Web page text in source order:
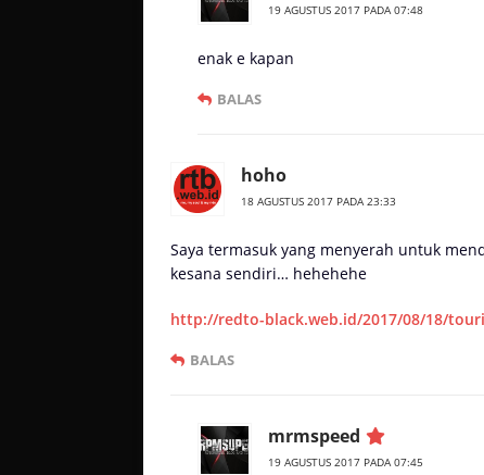
19 AGUSTUS 2017 PADA 07:48
enak e kapan
BALAS
hoho
18 AGUSTUS 2017 PADA 23:33
Saya termasuk yang menyerah untuk
kesana sendiri… hehehehe
http://redto-black.web.id/2017/08/18/
BALAS
mrmspeed
19 AGUSTUS 2017 PADA 07:45